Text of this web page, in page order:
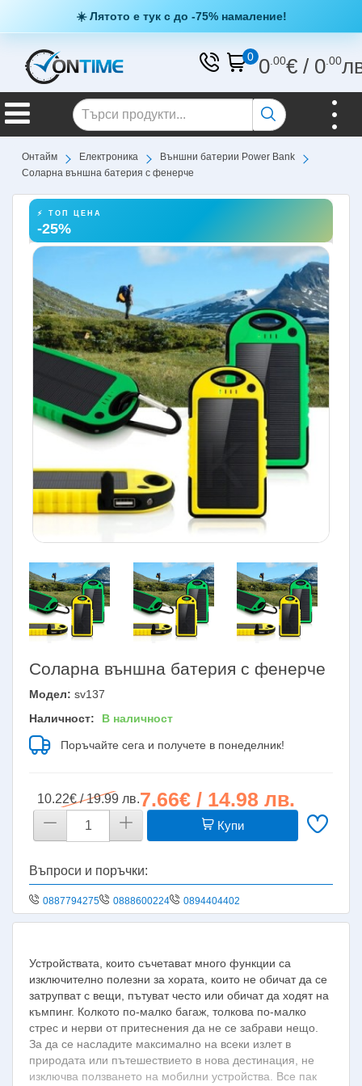
☀️ Лятото е тук с до -75% намаление!
0 0.00€/ 0.00
Онтайм Електроника
Външни батерии Power Bank
Соларна външна батерия с фенерче
⚡ ТОП ЦЕНА
-25%
Соларна външна батерия с фенерче
Модел: sv137
Наличност:
В наличност
Поръчайте сега и получете в понеделник!
10.22€ / 19.99 лв.7.66€ / 14.98 лв.
Купи
Въпроси и поръчки:
0887794275 0888600224 0894404402
Устройствата, които съчетават много функции са
изключително полезни за хората, които не обичат да се
затрупват с вещи, пътуват често или обичат да ходят на
къмпинг. Колкото по-малко багаж, толкова по-малко
стрес и нерви от притеснения да не се забрави нещо.
За да се насладите максимално на всеки излет в
природата или пътешествието в нова дестинация, не
изключва ползването на мобилни устройства. Все пак